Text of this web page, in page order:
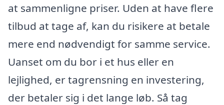
at sammenligne priser. Uden at have flere
tilbud at tage af, kan du risikere at betale
mere end nødvendigt for samme service.
Uanset om du bor i et hus eller en
lejlighed, er tagrensning en investering,
der betaler sig i det lange løb. Så tag